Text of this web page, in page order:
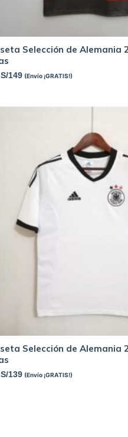
Selección de Alemania
S/149 (Envío ¡GRATIS!)
Selección de Alemania
S/139 (Envío ¡GRATIS!)